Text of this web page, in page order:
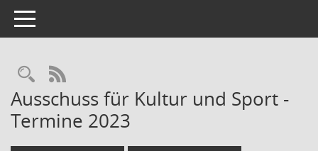
Toggle navigation
RSS-Feed
Ausschuss für Kultur und Sport -
Termine 2023